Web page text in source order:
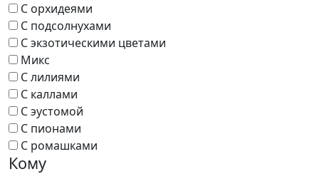
С орхидеями
С подсолнухами
С экзотическими цветами
Микс
С лилиями
С каллами
С эустомой
С пионами
С ромашками
Кому